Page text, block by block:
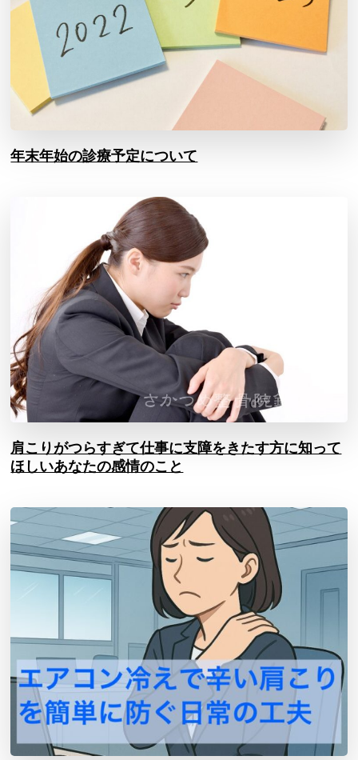
年末年始の診療予定について
肩こりがつらすぎて仕事に支障をきたす方に知って
ほしいあなたの感情のこと